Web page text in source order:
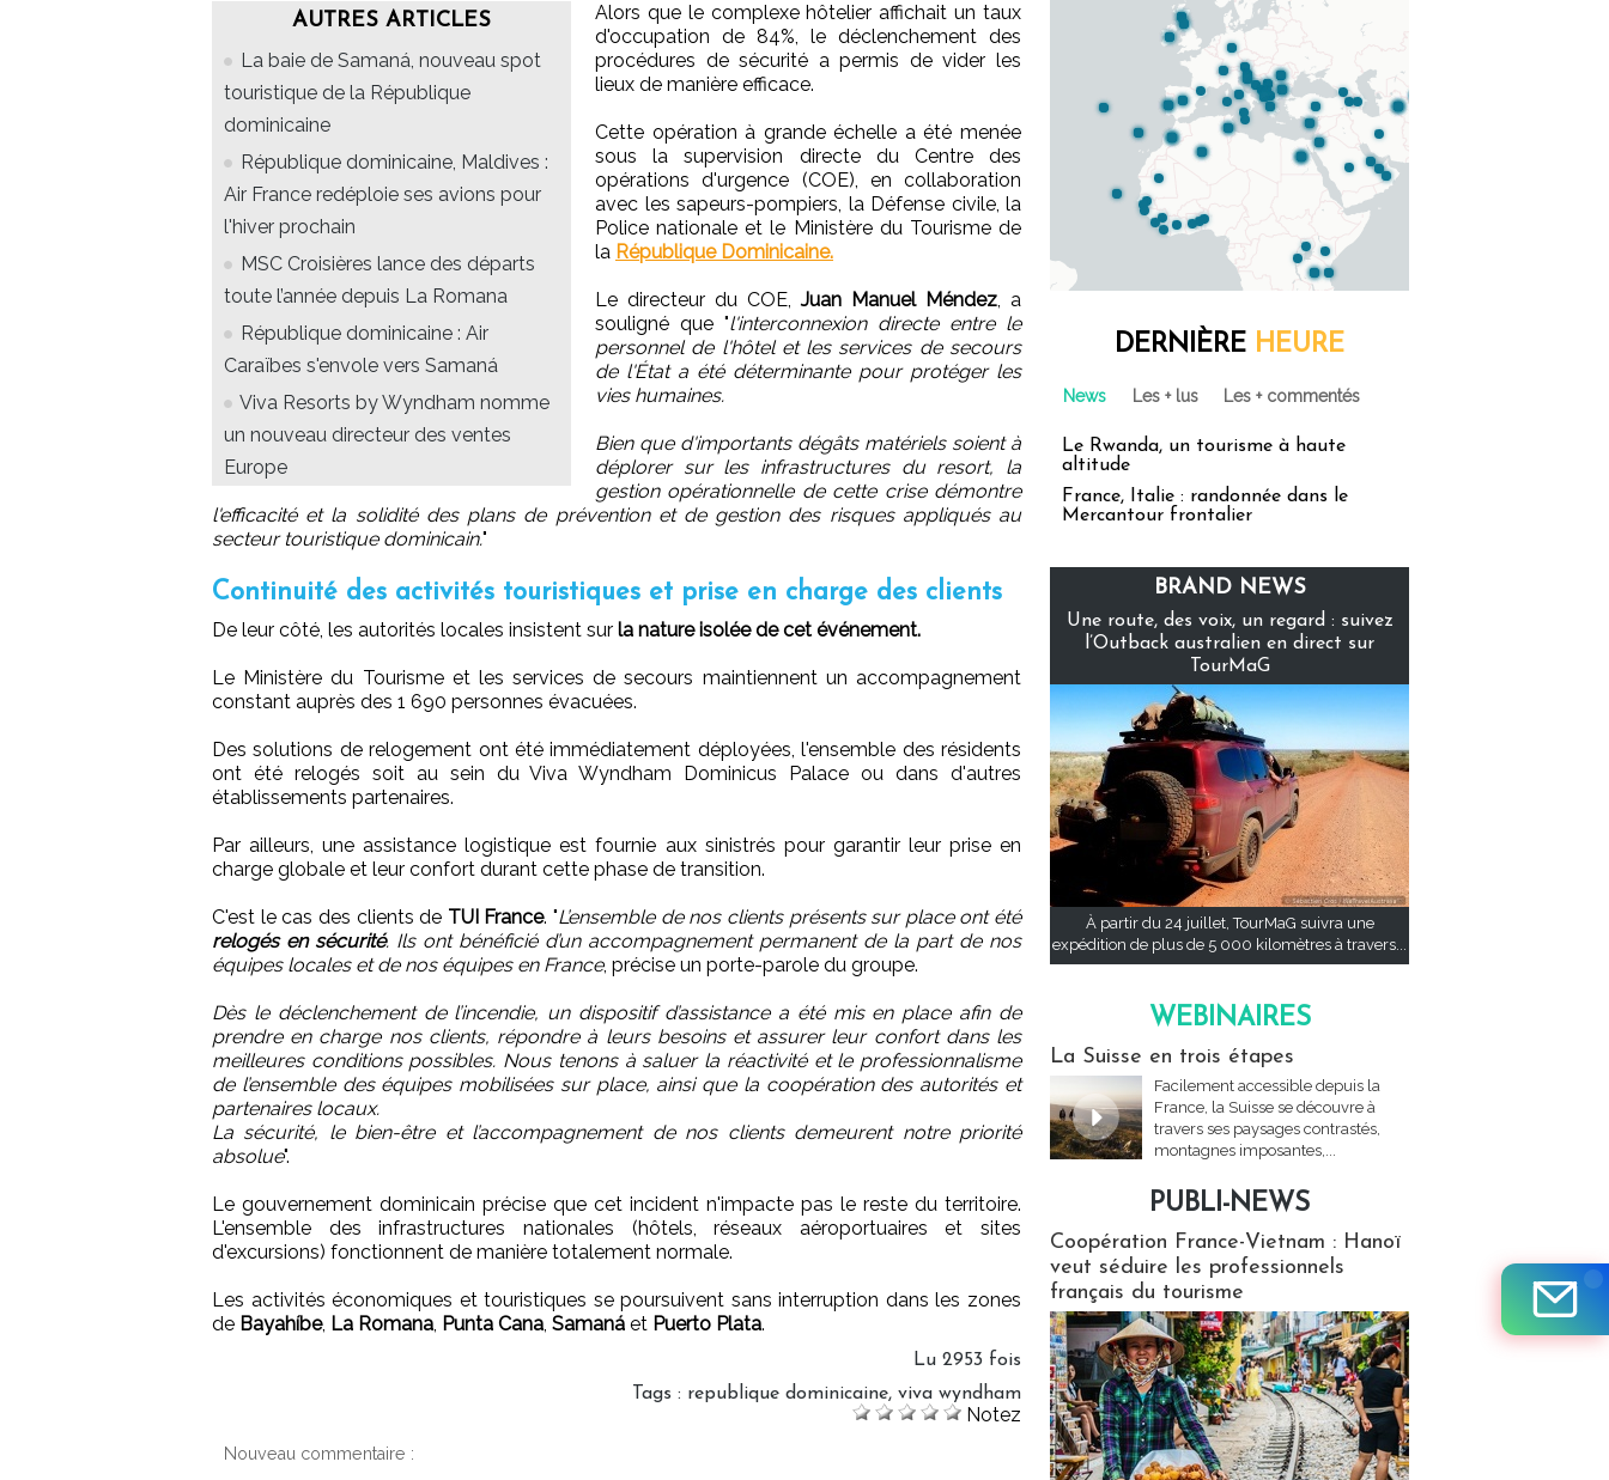
AUTRES ARTICLES
La baie de Samaná, nouveau spot
touristique de la République
dominicaine
République dominicaine, Maldives :
Air France redéploie ses avions pour
l'hiver prochain
MSC Croisières lance des départs
toute l’année depuis La Romana
République dominicaine : Air
Caraïbes s'envole vers Samaná
Viva Resorts by Wyndham nomme
un nouveau directeur des ventes
Europe
Alors que le complexe hôtelier affichait un taux
d'occupation de 84%, le déclenchement des
procédures de sécurité a permis de vider les
lieux de manière efficace.
Cette opération à grande échelle a été menée
sous la supervision directe du Centre des
opérations d'urgence (COE), en collaboration
avec les sapeurs-pompiers, la Défense civile, la
Police nationale et le Ministère du Tourisme de
la République Dominicaine.
Le directeur du COE, Juan Manuel Méndez, a
souligné que "l'interconnexion directe entre le
personnel de l'hôtel et les services de secours
de l'État a été déterminante pour protéger les
vies humaines.
Bien que d'importants dégâts matériels soient à
déplorer sur les infrastructures du resort, la
gestion opérationnelle de cette crise démontre
l'efficacité et la solidité des plans de prévention et de gestion des risques appliqués au
secteur touristique dominicain."
Continuité des activités touristiques et prise en charge des clients
De leur côté, les autorités locales insistent sur la nature isolée de cet événement.
Le Ministère du Tourisme et les services de secours maintiennent un accompagnement
constant auprès des 1 690 personnes évacuées.
Des solutions de relogement ont été immédiatement déployées, l'ensemble des résidents
ont été relogés soit au sein du Viva Wyndham Dominicus Palace ou dans d'autres
établissements partenaires.
Par ailleurs, une assistance logistique est fournie aux sinistrés pour garantir leur prise en
charge globale et leur confort durant cette phase de transition.
C'est le cas des clients de TUI France. "L’ensemble de nos clients présents sur place ont été
relogés en sécurité. Ils ont bénéficié d’un accompagnement permanent de la part de nos
équipes locales et de nos équipes en France, précise un porte-parole du groupe.
Dès le déclenchement de l’incendie, un dispositif d’assistance a été mis en place afin de
prendre en charge nos clients, répondre à leurs besoins et assurer leur confort dans les
meilleures conditions possibles. Nous tenons à saluer la réactivité et le professionnalisme
de l’ensemble des équipes mobilisées sur place, ainsi que la coopération des autorités et
partenaires locaux.
La sécurité, le bien-être et l’accompagnement de nos clients demeurent notre priorité
absolue".
Le gouvernement dominicain précise que cet incident n'impacte pas le reste du territoire.
L'ensemble des infrastructures nationales (hôtels, réseaux aéroportuaires et sites
d'excursions) fonctionnent de manière totalement normale.
Les activités économiques et touristiques se poursuivent sans interruption dans les zones
de Bayahíbe, La Romana, Punta Cana, Samaná et Puerto Plata.
Lu 2953 fois
Tags : republique dominicaine, viva wyndham
Notez
Nouveau commentaire :
DERNIÈRE HEURE
News Les + lus Les + commentés
Le Rwanda, un tourisme à haute
altitude
France, Italie : randonnée dans le
Mercantour frontalier
BRAND NEWS
Une route, des voix, un regard : suivez
l’Outback australien en direct sur
TourMaG
À partir du 24 juillet, TourMaG suivra une
expédition de plus de 5 000 kilomètres à travers...
WEBINAIRES
La Suisse en trois étapes
Facilement accessible depuis la
France, la Suisse se découvre à
travers ses paysages contrastés,
montagnes imposantes,...
PUBLI-NEWS
Coopération France-Vietnam : Hanoï
veut séduire les professionnels
français du tourisme